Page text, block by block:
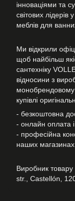
інноваціями та
світових лідерів
меблів для
Ми відкрили
щоб найбільш
сантехніку
відносини з
монобрендовому
купівлі
- безкоштовна
- онлайн оплата
- професійна
наших магазинах
Виробник
str., Castellón,